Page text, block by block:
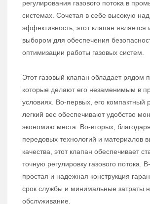
регулирования газового потока в
системах. Сочетая в себе высокую
эффективность, этот клапан
выбором для обеспечения
оптимизации работы газовых систем.
Этот газовый клапан обладает рядом
которые делают его незаменимым в
условиях. Во-первых, его компактный
легкий вес обеспечивают удобство
экономию места. Во-вторых,
передовых технологий и материалов
качества, этот клапан обеспечивает
точную регулировку газового потока.
простая и надежная конструкция
срок службы и минимальные затраты
обслуживание.